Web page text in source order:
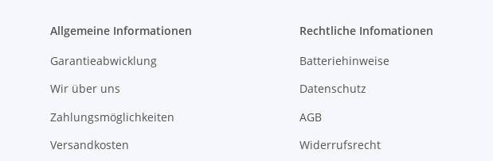
Allgemeine Informationen
Garantieabwicklung
Wir über uns
Zahlungsmöglichkeiten
Versandkosten
Rechtliche Infomationen
Batteriehinweise
Datenschutz
AGB
Widerrufsrecht